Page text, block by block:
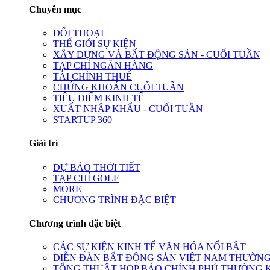
Chuyên mục
ĐỐI THOẠI
THẾ GIỚI SỰ KIỆN
XÂY DỰNG VÀ BẤT ĐỘNG SẢN - CUỐI TUẦN
TẠP CHÍ NGÂN HÀNG
TÀI CHÍNH THUẾ
CHỨNG KHOÁN CUỐI TUẦN
TIÊU ĐIỂM KINH TẾ
XUẤT NHẬP KHẨU - CUỐI TUẦN
STARTUP 360
Giải trí
DỰ BÁO THỜI TIẾT
TẠP CHÍ GOLF
MORE
CHƯƠNG TRÌNH ĐẶC BIỆT
Chương trình đặc biệt
CÁC SỰ KIỆN KINH TẾ VĂN HÓA NỔI BẬT
DIỄN ĐÀN BẤT ĐỘNG SẢN VIỆT NAM